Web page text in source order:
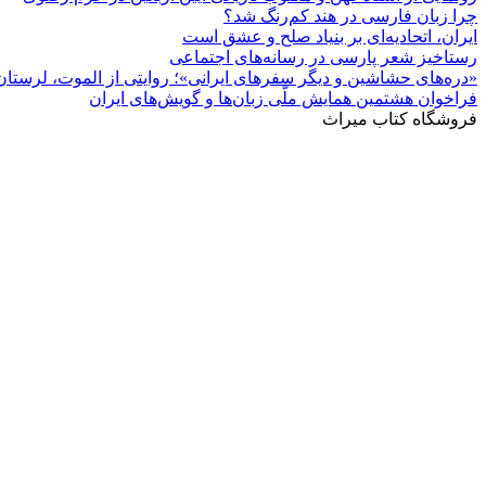
چرا زبان فارسی در هند کم‌رنگ شد؟
ایران، اتحادیه‌ای بر بنیاد صلح و عشق است
رستاخیز شعر پارسی در رسانه‌های اجتماعی
«دره‌های حشاشین و دیگر سفرهای ایرانی»؛ روایتی از الموت، لرستان
فراخوان هشتمین همایش ملّی زبان‌ها و گویش‌های ایران
فروشگاه کتاب میراث